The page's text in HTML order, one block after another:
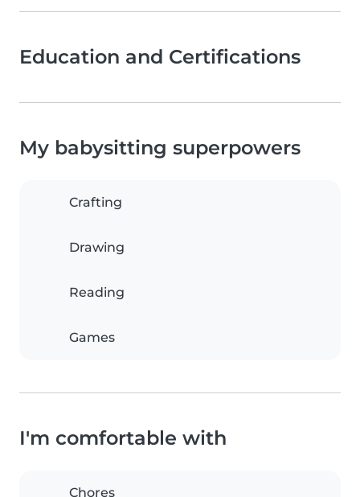
Education and Certifications
My babysitting superpowers
Crafting
Drawing
Reading
Games
I'm comfortable with
Chores